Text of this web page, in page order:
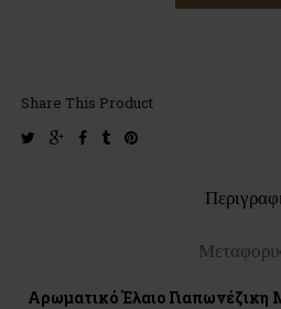
Share This Product
twittergoogle-facebook
tumblrpinterest
Αρωματικό Έλαιο Γιαπωνέζικη